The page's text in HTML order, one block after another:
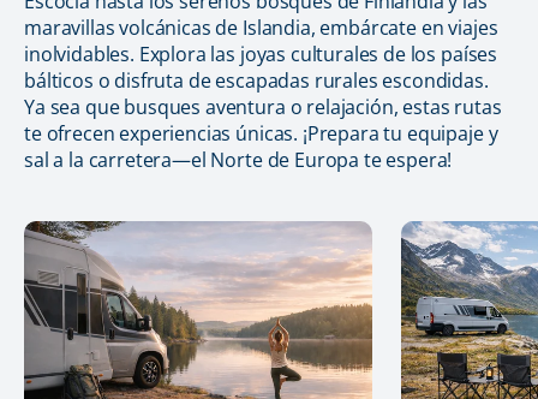
maravillas volcánicas de Islandia, embárcate en viajes
inolvidables. Explora las joyas culturales de los países
bálticos o disfruta de escapadas rurales escondidas.
Ya sea que busques aventura o relajación, estas rutas
te ofrecen experiencias únicas. ¡Prepara tu equipaje y
sal a la carretera—el Norte de Europa te espera!